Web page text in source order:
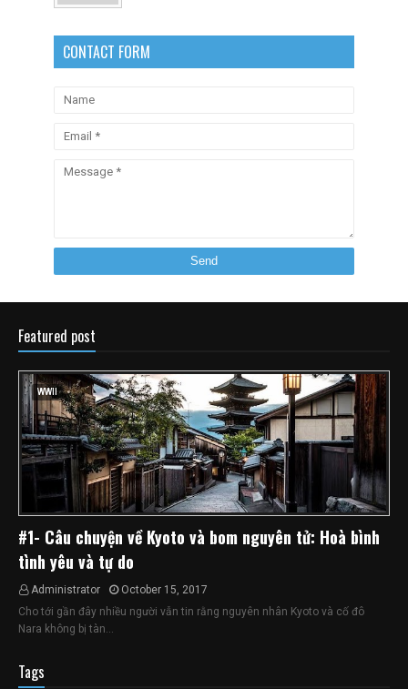
CONTACT FORM
Featured post
WWII
#1- Câu chuyện về Kyoto và bom nguyên tử: Hoà bình
tình yêu và tự do
Administrator
October 15, 2017
Cho tới gần đây nhiều người vẫn tin rằng nguyên nhân Kyoto và cố đô
Nara không bị tàn…
Tags